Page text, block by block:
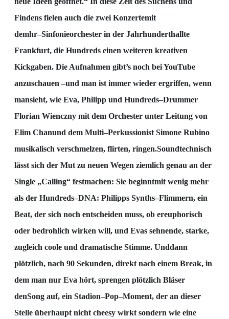
Findens fielen auch die zwei Konzertemit
demhr–Sinfonieorchester in der Jahrhunderthallte
Frankfurt, die Hundreds einen weiteren kreativen
Kickgaben. Die Aufnahmen gibt’s noch bei YouTube
anzuschauen–und man ist immer wieder ergriffen, wenn
mansieht, wie Eva, Philipp und Hundreds–Drummer
Florian Wienczny mit dem Orchester unter Leitung von
Elim Chanund dem Multi–Perkussionist Simone Rubino
musikalisch verschmelzen, flirten, ringen.Soundtechnisch
lässt sich der Mut zu neuen Wegen ziemlich genau an der
Single „Calling“ festmachen: Sie beginntmit wenig mehr
als der Hundreds–DNA: Philipps Synths–Flimmern, ein
Beat, der sich noch entscheiden muss, ob ereuphorisch
oder bedrohlich wirken will, und Evas sehnende, starke,
zugleich coole und dramatische Stimme. Unddann
plötzlich, nach 90 Sekunden, direkt nach einem Break, in
dem man nur Eva hört, sprengen plötzlich Bläser
denSong auf, ein Stadion–Pop–Moment, der an dieser
Stelle überhaupt nicht cheesy wirkt sondern wie eine